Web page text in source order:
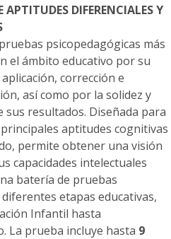
APTITUDES DIFERENCIALES Y
psicopedagógicas más
el ámbito educativo por su
corrección e
así como por la solidez y
sus resultados. Diseñada para
aptitudes cognitivas
permite obtener una visión
capacidades intelectuales
batería de pruebas
etapas educativas,
Infantil hasta
La prueba incluye hasta 9